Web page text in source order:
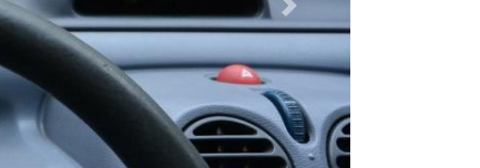
Dalej